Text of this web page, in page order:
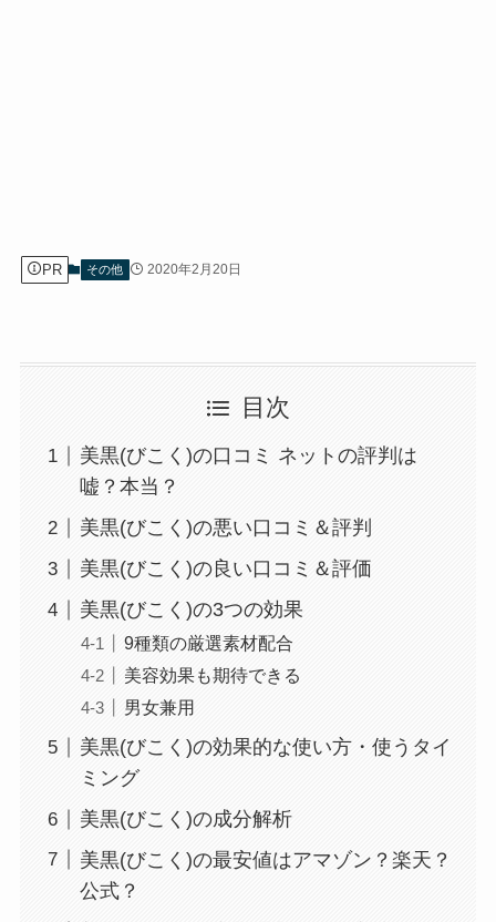
PR その他 2020年2月20日
目次
美黒(びこく)の口コミ ネットの評判は
嘘？本当？
美黒(びこく)の悪い口コミ＆評判
美黒(びこく)の良い口コミ＆評価
美黒(びこく)の3つの効果
9種類の厳選素材配合
美容効果も期待できる
男女兼用
美黒(びこく)の効果的な使い方・使うタイ
ミング
美黒(びこく)の成分解析
美黒(びこく)の最安値はアマゾン？楽天？
公式？